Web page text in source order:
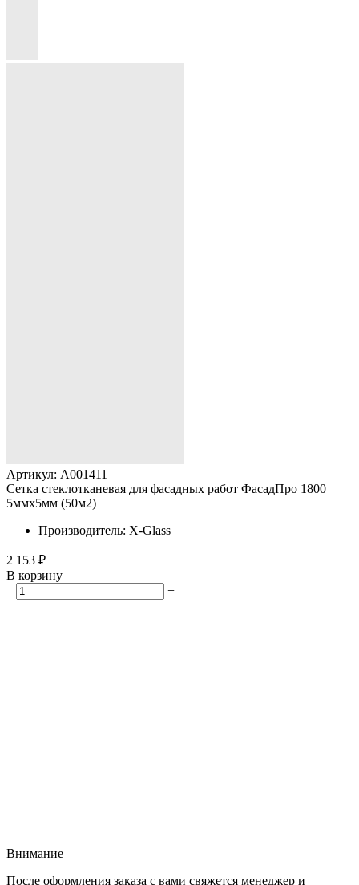
Артикул: A001411
Сетка стеклотканевая для фасадных работ ФасадПро 1800
5ммх5мм (50м2)
Производитель: X-Glass
2 153 ₽
В корзину
–
+
Внимание
После оформления заказа с вами свяжется менеджер и